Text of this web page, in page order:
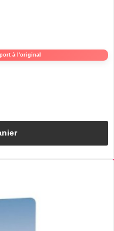
à l'original